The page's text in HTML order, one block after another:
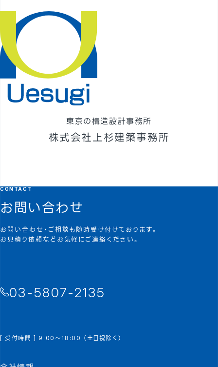
東京の構造設計事務所
株式会社上杉建築事務所
CONTACT
お問い合わせ
お問い合わせ・ご相談も随時受け付けております。
お見積り依頼などお気軽にご連絡ください。
03-5807-2135
[ 受付時間 ] 9:00～18:00 （土日祝除く）